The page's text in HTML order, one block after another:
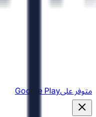
متوفر علىGoogle Play